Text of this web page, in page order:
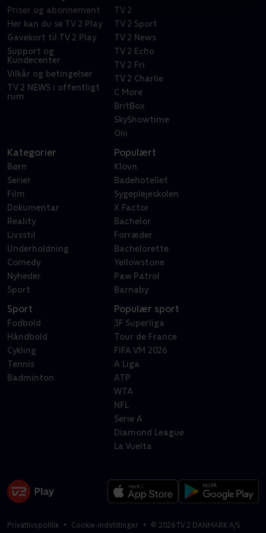
Priser og abonnement
Her kan du se TV 2 Play
Gavekort til TV 2 Play
Support og
Kundecenter
Vilkår og betingelser
TV 2 NEWS i offentligt
rum
TV 2
TV 2 Sport
TV 2 News
TV 2 Echo
TV 2 Fri
TV 2 Charlie
C More
BritBox
SkyShowtime
Oiii
Kategorier
Børn
Serier
Film
Dokumentar
Reality
Livsstil
Underholdning
Comedy
Nyheder
Sport
Populært
Klovn
Badehotellet
Sygeplejeskolen
X Factor
Bachelor
Forræder
Bachelorette
Yellowstone
Paw Patrol
Barnaby
Sport
Fodbold
Håndbold
Cykling
Tennis
Badminton
Populær sport
3F Superliga
Tour de France
FIFA VM 2026
A Liga
ATP
WTA
NFL
Serie A
Diamond League
La Vuelta
Privatlivspolitik Cookie-indstillinger © 2026TV 2 DANMARK A/S